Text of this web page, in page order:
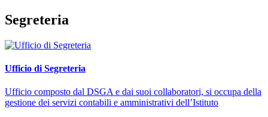
Segreteria
Ufficio di Segreteria
Ufficio composto dal DSGA e dai suoi collaboratori, si occupa della
gestione dei servizi contabili e amministrativi dell’Istituto